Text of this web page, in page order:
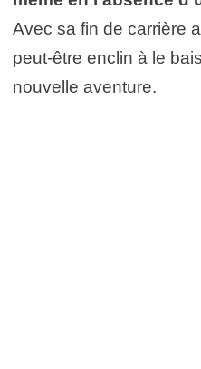
Avec sa fin de carrière
peut-être enclin à le
nouvelle aventure.